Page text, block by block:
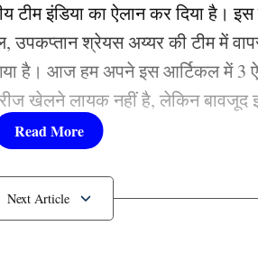
टीम इंडिया का ऐलान कर दिया है।
श्रेयस अय्यर की टीम में
गया है। आज हम अपने इस आर्टिकल में 3
खेलने लायक नहीं है, लेकिन बावजूद
खेलने लायक